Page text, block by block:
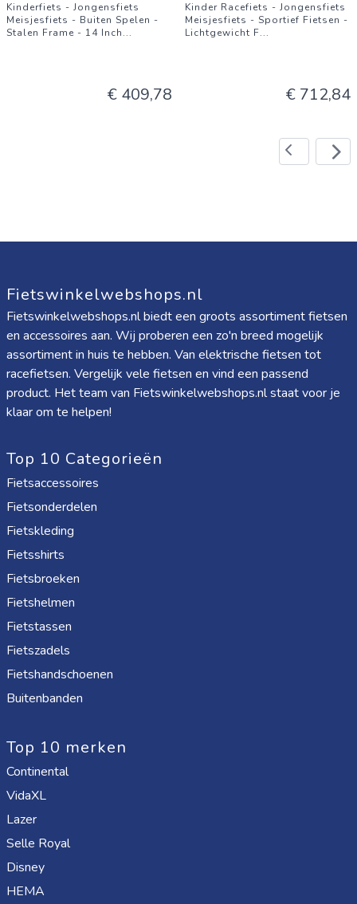
Kinderfiets - Jongensfiets
Meisjesfiets - Buiten Spelen -
Stalen Frame - 14 Inch...
€ 409,78
Kinder Racefiets - Jongensfiets
Meisjesfiets - Sportief Fietsen -
Lichtgewicht F...
€ 712,84
Fietswinkelwebshops.nl
Fietswinkelwebshops.nl biedt een groots assortiment fietsen
en accessoires aan. Wij proberen een zo'n breed mogelijk
assortiment in huis te hebben. Van elektrische fietsen tot
racefietsen. Vergelijk vele fietsen en vind een passend
product. Het team van Fietswinkelwebshops.nl staat voor je
klaar om te helpen!
Top 10 Categorieën
Fietsaccessoires
Fietsonderdelen
Fietskleding
Fietsshirts
Fietsbroeken
Fietshelmen
Fietstassen
Fietszadels
Fietshandschoenen
Buitenbanden
Top 10 merken
Continental
VidaXL
Lazer
Selle Royal
Disney
HEMA